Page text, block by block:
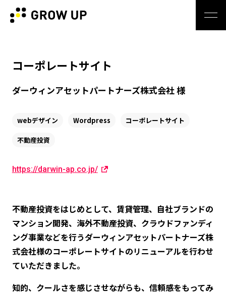
コーポレートサイト
ダーウィンアセットパートナーズ株式会社 様
webデザイン Wordpress コーポレートサイト
不動産投資
https://darwin-ap.co.jp/
不動産投資をはじめとして、賃貸管理、自社ブランドの
マンション開発、海外不動産投資、クラウドファンディ
ング事業などを行うダーウィンアセットパートナーズ株
式会社様のコーポレートサイトのリニューアルを行わせ
ていただきました。
知的、クールさを感じさせながらも、信頼感をもってみ